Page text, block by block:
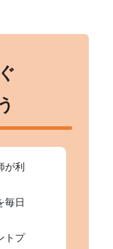
が利
毎日
トプ